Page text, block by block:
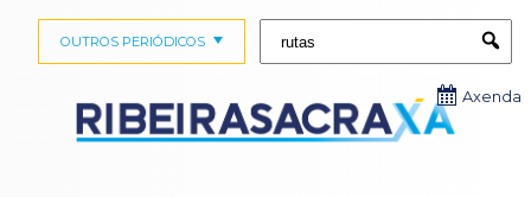
OUTROS PERIÓDICOS
Axenda